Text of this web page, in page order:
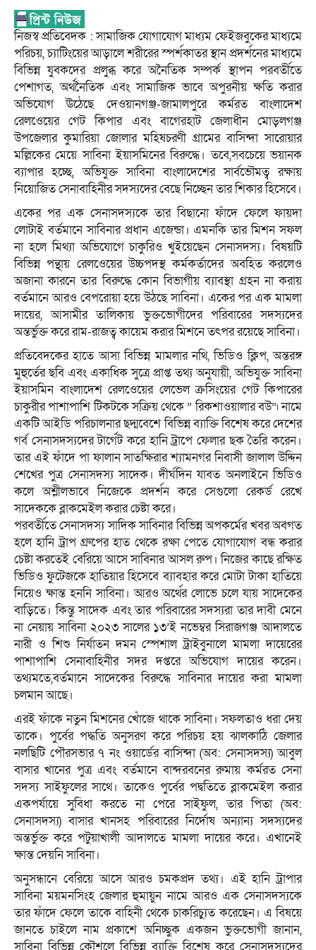
নিজস্ব প্রতিবেদক : সামাজিক যোগাযোগ মাধ্যম ফেইজবুকের মাধ্যমে
পরিচয়, চ্যাটিংয়ের আড়ালে শরীরের স্পর্শকাতর স্থান প্রদর্শনের মাধ্যমে
বিভিন্ন যুবকদের প্রলুব্ধ করে অনৈতিক সম্পর্ক স্থাপন পরবর্তীতে
পেশাগত, অর্থনৈতিক এবং সামাজিক ভাবে অপুরনীয় ক্ষতি করার
অভিযোগ ঊঠেছে দেওয়ানগঞ্জ-জামালপুরে কর্মরত বাংলাদেশ
রেলওেয়ের গেট কিপার এবং বাগেরহাট জেলাধীন মোড়লগঞ্জ
উপজেলার কুমারিয়া জোলার মহিষচরণী গ্রামের বাসিন্দা সারোয়ার
মল্লিকের মেয়ে সাবিনা ইয়াসমিনের বিরুদ্ধে। তবে,সবচেয়ে ভয়ানক
ব্যাপার হচ্ছে, অভিযুক্ত সাবিনা বাংলাদেশের সার্বভৌমত্ব রক্ষায়
নিয়োজিত সেনাবাহিনীর সদস্যদের বেছে নিচ্ছেন তার শিকার হিসেবে।
একের পর এক সেনাসদস্যকে তার বিছানো ফাঁদে ফেলে ফায়দা
লোটাই বর্তমানে সাবিনার প্রধান এজেন্ডা। এমনকি তার মিশন সফল
না হলে মিথ্যা অভিযোগে চাকুরিও খুইয়েছেন সেনাসদস্য। বিষয়টি
বিভিন্ন পন্থায় রেলওেয়ের উচ্চপদস্থ কর্মকর্তাদের অবহিত করলেও
অজানা কারনে তার বিরুদ্ধে কোন বিভাগীয় ব্যাবস্থা গ্রহন না করায়
বর্তমানে আরও বেপরোয়া হয়ে উঠছে সাবিনা। একের পর এক মামলা
দায়ের, আসামীর তালিকায় ভুক্তভোগীদের পরিবারের সদস্যদের
অন্তর্ভুক্ত করে রাম-রাজত্ব কায়েম করার মিশনে তৎপর রয়েছে সাবিনা।
প্রতিবেদকের হাতে আসা বিভিন্ন মামলার নথি, ভিডিও ক্লিপ, অন্তরঙ্গ
মুহুর্তের ছবি এবং একাধিক সুত্রে প্রাপ্ত তথ্য অনুযায়ী, অভিযুক্ত সাবিনা
ইয়াসমিন বাংলাদেশ রেলওেয়ের লেভেল ক্রসিংয়ের গেট কিপারের
চাকুরীর পাশাপাশি টিকটকে সক্রিয় থেকে ” রিকশাওয়ালার বউ”৷ নামে
একটি আইডি পরিচালনার ছদ্মবেশে বিভিন্ন ব্যাক্তি বিশেষ করে দেশের
গর্ব সেনাসদস্যদের টার্গেট করে হানি ট্রাপে ফেলার ছক তৈরি করেন।
তার এই ফাঁদে পা ফালান সাতক্ষিরার শ্যামনগর নিবাসী জালাল উদ্দিন
শেখের পুত্র সেনাসদস্য সাদেক। দীর্ঘদিন যাবত অনলাইনে ভিডিও
কলে অশ্লীলভাবে নিজেকে প্রদর্শন করে সেগুলো রেকর্ড রেখে
সাদেককে ব্লাকমেইল করার চেষ্টা করে।
পরবর্তীতে সেনাসদস্য সাদিক সাবিনার বিভিন্ন অপকর্মের খবর অবগত
হলে হানি ট্রাপ গ্রুপের হাত থেকে রক্ষা পেতে যোগাযোগ বন্ধ করার
চেষ্টা করতেই বেরিয়ে আসে সাবিনার আসল রুপ। নিজের কাছে রক্ষিত
ভিডিও ফুটেজকে হাতিয়ার হিসেবে ব্যাবহার করে মোটা টাকা হাতিয়ে
নিয়েও ক্ষান্ত হননি সাবিনা। আরও অর্থের লোভে চলে যায় সাদেকের
বাড়িতে। কিন্তু সাদেক এবং তার পরিবারের সদস্যরা তার দাবী মেনে
না নেয়ায় সাবিনা ২০২৩ সালের ১৩’ই নভেম্বর সিরাজগঞ্জ আদালতে
নারী ও শিশু নির্যাতন দমন স্পেশাল ট্রাইবুনালে মামলা দায়েরের
পাশাপাশি সেনাবাহিনীর সদর দপ্তরে অভিযোগ দায়ের করেন।
তথ্যমতে,বর্তমানে সাদেকের বিরুদ্ধে সাবিনার দায়ের করা মামলা
চলমান আছে।
এরই ফাঁকে নতুন মিশনের খোঁজে থাকে সাবিনা। সফলতাও ধরা দেয়
তাকে। পুর্বের পদ্ধতি অনুসরণ করে পরিচয় হয় ঝালকাঠি জেলার
নলছিটি পৌরসভার ৭ নং ওয়ার্ডের বাসিন্দা (অব: সেনাসদস্য) আবুল
বাসার খানের পুত্র এবং বর্তমানে বান্দরবনের রুমায় কর্মরত সেনা
সদস্য সাইফুলের সাথে। তাকেও পুর্বের পদ্বতিতে ব্লাকমেইল করার
একপর্যায়ে সুবিধা করতে না পেরে সাইফুল, তার পিতা (অব:
সেনাসদস্য) বাসার খানসহ পরিবারের নির্দোষ অন্যান্য সদস্যদের
অন্তর্ভুক্ত করে পটুয়াখালী আদালতে মামলা দায়ের করে। এখানেই
ক্ষান্ত দেয়নি সাবিনা।
অনুসন্ধানে বেরিয়ে আসে আরও চমকপ্রদ তথ্য। এই হানি ট্রাপার
সাবিনা ময়মনসিংহ জেলার হুমায়ুন নামে আরও এক সেনাসদস্যকে
তার ফাঁদে ফেলে তাকে বাহিনী থেকে চাকরিচ্যুত করেছেন। এ বিষয়ে
জানতে চাইলে নাম প্রকাশে অনিচ্ছুক একজন ভুক্তভোগী জানান,